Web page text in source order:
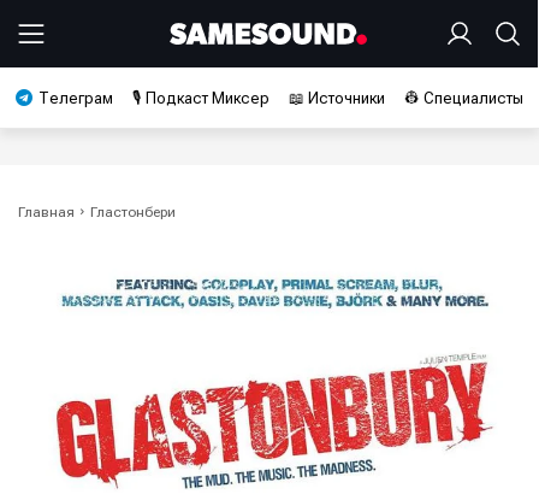
Телеграм 🎙️ Подкаст Миксер 📖 Источники 👷 Специалисты
Главная Гластонбери